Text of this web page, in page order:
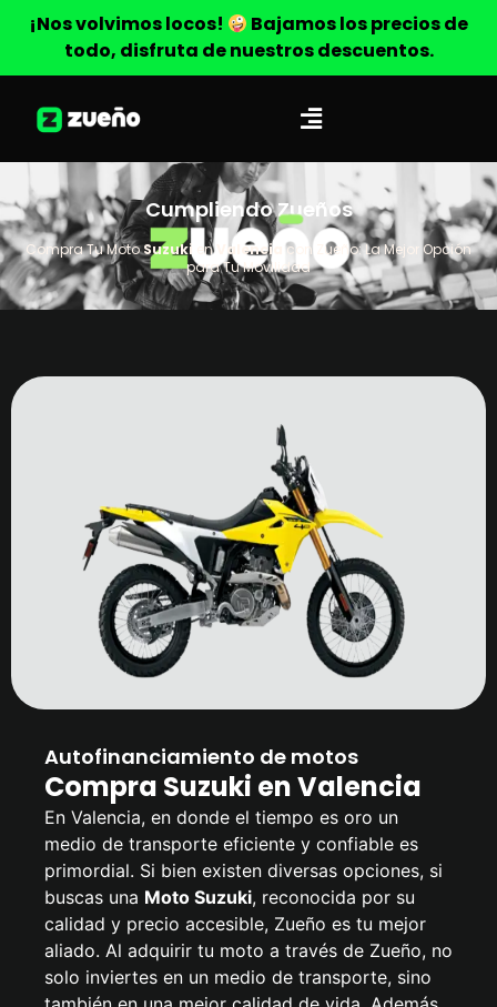
¡Nos volvimos locos!
Bajamos los precios de
todo, disfruta de nuestros descuentos.
Cumpliendo Zueños
Compra Tu MotoSuzuki en Valencia con Zueño: La Mejor Opción
para Tu Movilidad
Autofinanciamiento de motos
Compra Suzuki en Valencia
En Valencia, en donde el tiempo es oro un
medio de transporte eficiente y confiable es
primordial. Si bien existen diversas opciones, si
buscas una Moto Suzuki, reconocida por su
calidad y precio accesible, Zueño es tu mejor
aliado. Al adquirir tu moto a través de Zueño, no
solo inviertes en un medio de transporte, sino